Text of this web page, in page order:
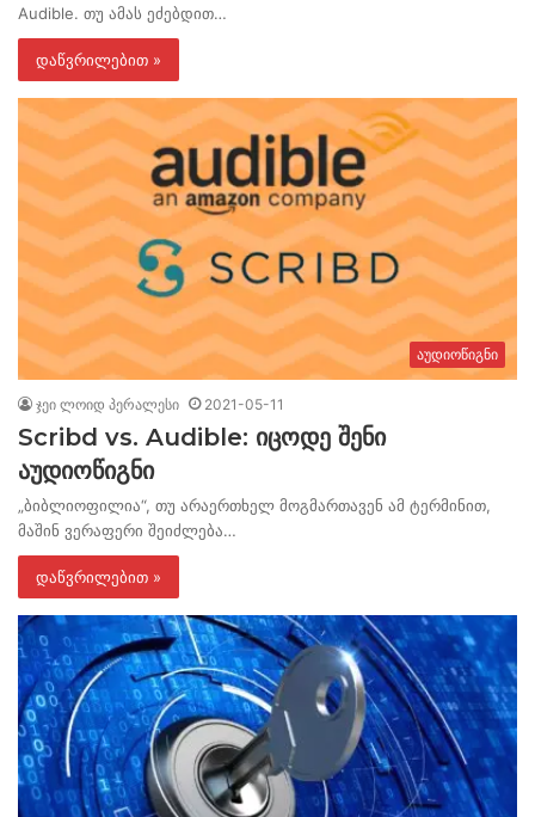
Audible. თუ ამას ეძებდით…
დაწვრილებით »
აუდიოწიგნი
ჯეი ლოიდ პერალესი 2021-05-11
Scribd vs. Audible: იცოდე შენი
აუდიოწიგნი
„ბიბლიოფილია“, თუ არაერთხელ მოგმართავენ ამ ტერმინით,
მაშინ ვერაფერი შეიძლება…
დაწვრილებით »